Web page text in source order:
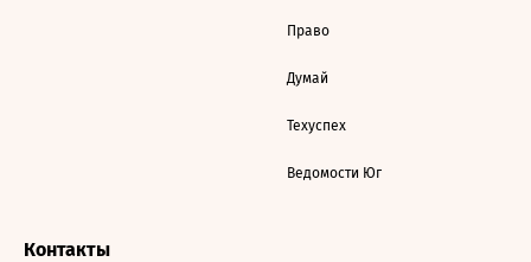
Право
Думай
Техуспех
Ведомости Юг
Контакты